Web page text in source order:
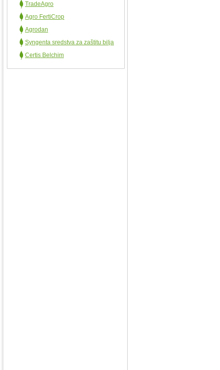
TradeAgro
Agro FertiCrop
Agrodan
Syngenta sredstva za zaštitu bilja
Certis Belchim